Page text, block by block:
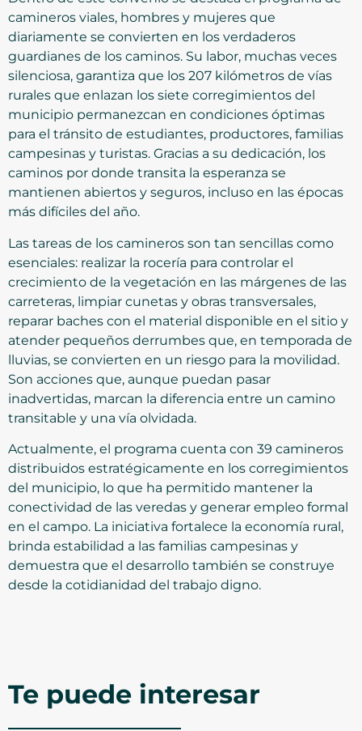
camineros viales, hombres y mujeres que
diariamente se convierten en los verdaderos
guardianes de los caminos. Su labor, muchas veces
silenciosa, garantiza que los 207 kilómetros de vías
rurales que enlazan los siete corregimientos del
municipio permanezcan en condiciones óptimas
para el tránsito de estudiantes, productores, familias
campesinas y turistas. Gracias a su dedicación, los
caminos por donde transita la esperanza se
mantienen abiertos y seguros, incluso en las épocas
más difíciles del año.
Las tareas de los camineros son tan sencillas como
esenciales: realizar la rocería para controlar el
crecimiento de la vegetación en las márgenes de las
carreteras, limpiar cunetas y obras transversales,
reparar baches con el material disponible en el sitio y
atender pequeños derrumbes que, en temporada de
lluvias, se convierten en un riesgo para la movilidad.
Son acciones que, aunque puedan pasar
inadvertidas, marcan la diferencia entre un camino
transitable y una vía olvidada.
Actualmente, el programa cuenta con 39 camineros
distribuidos estratégicamente en los corregimientos
del municipio, lo que ha permitido mantener la
conectividad de las veredas y generar empleo formal
en el campo. La iniciativa fortalece la economía rural,
brinda estabilidad a las familias campesinas y
demuestra que el desarrollo también se construye
desde la cotidianidad del trabajo digno.
Te puede interesar